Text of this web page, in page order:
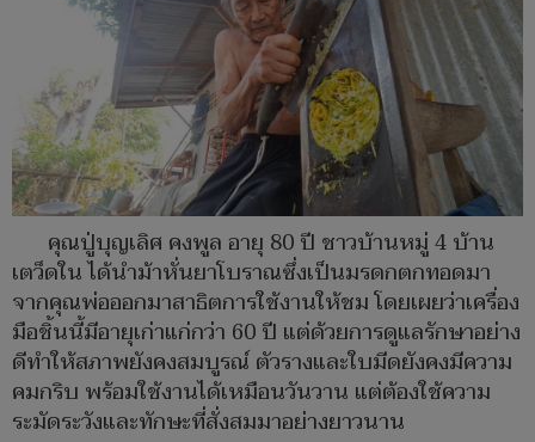
คุณปู่บุญเลิศ คงพูล อายุ 80 ปี ชาวบ้านหมู่ 4 บ้าน
เตว็ดใน ได้นำม้าหั่นยาโบราณซึ่งเป็นมรดกตกทอดมา
จากคุณพ่อออกมาสาธิตการใช้งานให้ชม โดยเผยว่าเครื่อง
มือชิ้นนี้มีอายุเก่าแก่กว่า 60 ปี แต่ด้วยการดูแลรักษาอย่าง
ดีทำให้สภาพยังคงสมบูรณ์ ตัวรางและใบมีดยังคงมีความ
คมกริบ พร้อมใช้งานได้เหมือนวันวาน แต่ต้องใช้ความ
ระมัดระวังและทักษะที่สั่งสมมาอย่างยาวนาน